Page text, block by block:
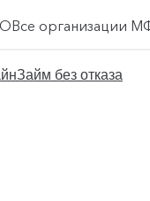
Все организации
Займ без отказа